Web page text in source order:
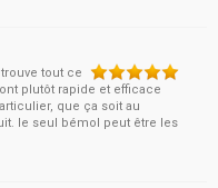
tout ce
plutôt rapide et efficace
que ça soit au
le seul bémol peut être les